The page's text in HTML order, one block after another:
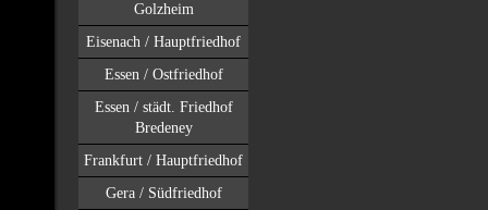
Golzheim
Eisenach / Hauptfriedhof
Essen / Ostfriedhof
Essen / städt. Friedhof
Bredeney
Frankfurt / Hauptfriedhof
Gera / Südfriedhof